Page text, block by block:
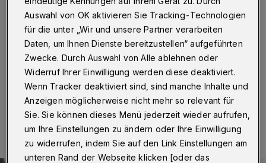
Wuppertal·In der Woche nach Pfingsten verschiebt
sich in Wuppertal die Müllabfuhr jeweils einen Tag nach
hinten.
13.05.2024 , 07:30 Uhr Eine Minute Lesezeit
Auswahl von OK aktivieren Sie Tracking-Technologien
für die unter „Wir und unsere Partner verarbeiten
Daten, um Ihnen Dienste bereitzustellen“ aufgeführten
Zwecke. Durch Auswahl von Alle ablehnen oder
Widerruf Ihrer Einwilligung werden diese deaktiviert.
Wenn Tracker deaktiviert sind, sind manche Inhalte und
Anzeigen möglicherweise nicht mehr so relevant für
Sie. Sie können dieses Menü jederzeit wieder aufrufen,
um Ihre Einstellungen zu ändern oder Ihre Einwilligung
zu widerrufen, indem Sie auf den Link Einstellungen am
unteren Rand der Webseite klicken [oder das